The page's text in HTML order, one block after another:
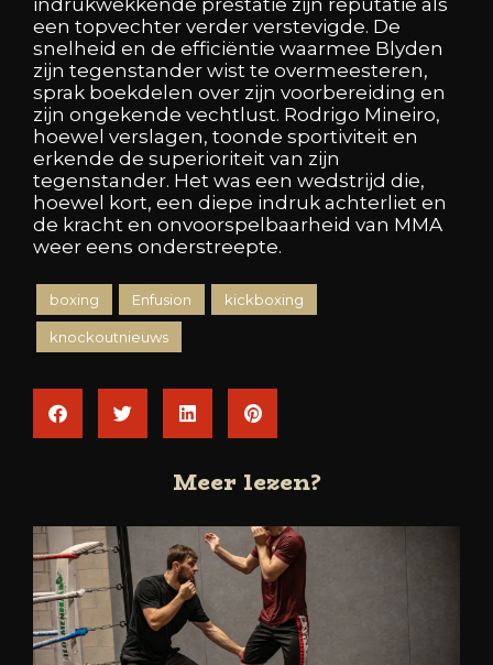
indrukwekkende prestatie zijn reputatie als
een topvechter verder verstevigde. De
snelheid en de efficiëntie waarmee Blyden
zijn tegenstander wist te overmeesteren,
sprak boekdelen over zijn voorbereiding en
zijn ongekende vechtlust. Rodrigo Mineiro,
hoewel verslagen, toonde sportiviteit en
erkende de superioriteit van zijn
tegenstander. Het was een wedstrijd die,
hoewel kort, een diepe indruk achterliet en
de kracht en onvoorspelbaarheid van MMA
weer eens onderstreepte.
boxing Enfusion kickboxing
knockoutnieuws
Meer lezen?